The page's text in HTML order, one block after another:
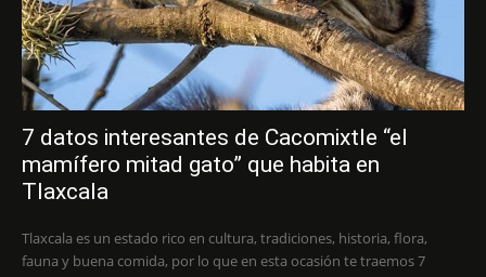
7 datos interesantes de Cacomixtle “el
mamífero mitad gato” que habita en
Tlaxcala
Tlaxcala es un estado rico en cultura, tradiciones, historia, flora,
fauna y buena comida, por lo que en esta ocasión te traemos 7